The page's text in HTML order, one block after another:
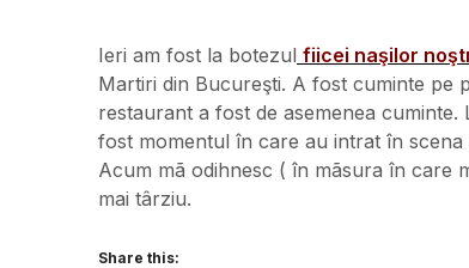
Ieri am fost la botezul fiicei naşilor
Martiri din Bucureşti. A fost cuminte pe
restaurant a fost de asemenea
fost momentul în care au intrat în scena
Acum mã odihnesc ( în mãsura în care
mai târziu.
Share this: